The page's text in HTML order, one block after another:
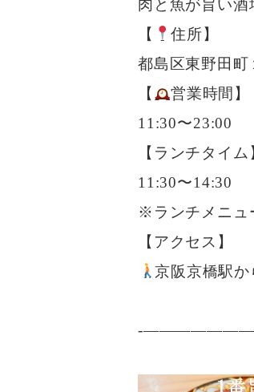
肉と魚が旨い
【
住所】
都島区東野田町
【
営業時間】
11:30〜23:00
【ランチタイム
11:30〜14:30
※ランチメニュ
【アクセス】
京阪京橋駅か
-